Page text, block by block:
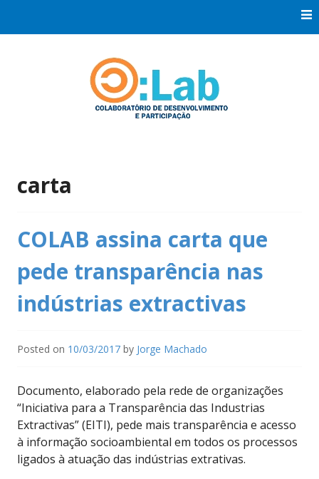
carta
COLAB assina carta que
pede transparência nas
indústrias extractivas
Posted on 10/03/2017 by Jorge Machado
Documento, elaborado pela rede de organizações
“Iniciativa para a Transparência das Industrias
Extractivas” (EITI), pede mais transparência e acesso
à informação socioambiental em todos os processos
ligados à atuação das indústrias extrativas.